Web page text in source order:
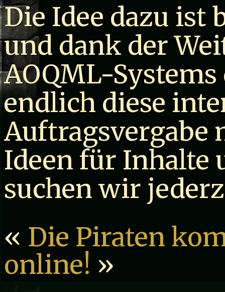
Die Idee dazu ist
und dank der
AOQML-
endlich diese
Auftragsvergabe
Ideen für Inhalte
suchen wir
« Die Piraten
online! »